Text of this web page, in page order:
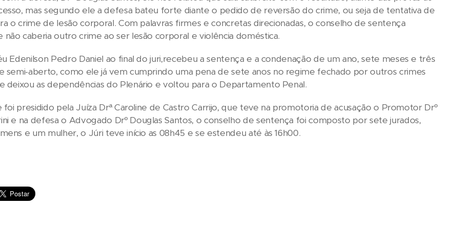
mas segundo ele a defesa bateu forte diante o pedido de reversão do crime, ou seja de tentativa de
o crime de lesão corporal. Com palavras firmes e concretas direcionadas, o conselho de sentença
caberia outro crime ao ser lesão corporal e violência doméstica.
Edenilson Pedro Daniel ao final do juri,recebeu a sentença e a condenação de um ano, sete meses e três
semi-aberto, como ele já vem cumprindo uma pena de sete anos no regime fechado por outros crimes
deixou as dependências do Plenário e voltou para o Departamento Penal.
foi presidido pela Juíza Drª Caroline de Castro Carrijo, que teve na promotoria de acusação o Promotor Drº
e na defesa o Advogado Drº Douglas Santos, o conselho de sentença foi composto por sete jurados,
e um mulher, o Júri teve início as 08h45 e se estendeu até às 16h00.